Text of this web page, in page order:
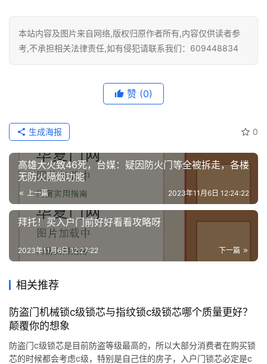
本站内容及图片来自网络,版权归原作者所有,内容仅供读者参
考,不承担相关法律责任,如有侵犯请联系我们：609448834
赞 (0)
0
生成海报
高雄大火致46死，台媒：疑因防火门等全被拆走，各楼
无防火隔烟功能
上一篇 2023年11月6日 12:24:22
拜托！买入户门前好好看看攻略呀
下一篇
2023年11月6日 12:27:22
相关推荐
防盗门机械锁c级锁芯与指纹锁c级锁芯哪个质量更好？
颠覆你的想象
防盗门c级锁芯是目前防盗等级最高的，所以大部分消费者在购买锁
芯的时候都会考虑c级，特别是自己住的房子，入户门锁芯必定是c